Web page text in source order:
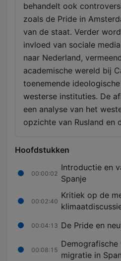
behandelt ook
zoals de Pride in
van de staat. Verder
invloed van sociale
naar Nederland,
academische wereld bij
toenemende
westerse instituties. De
een analyse van het
opzichte van Rusland en
Hoofdstukken
00:00:02
Introductie en
Spanje
00:02:40
Kritiek op de
00:04:13 De Pride en
00:08:15
Demografische
migratie in